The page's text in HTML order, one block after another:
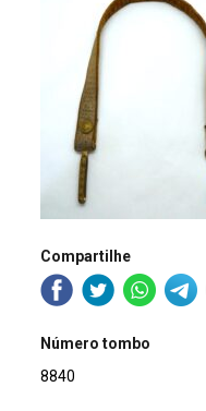
Compartilhe
Número tombo
8840